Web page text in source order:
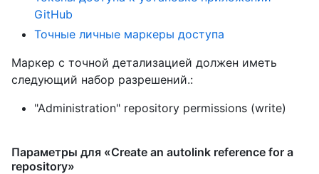
GitHub
Точные личные маркеры доступа
Маркер с точной детализацией должен иметь
следующий набор разрешений.:
"Administration" repository permissions (write)
Параметры для «Create an autolink reference for a
repository»